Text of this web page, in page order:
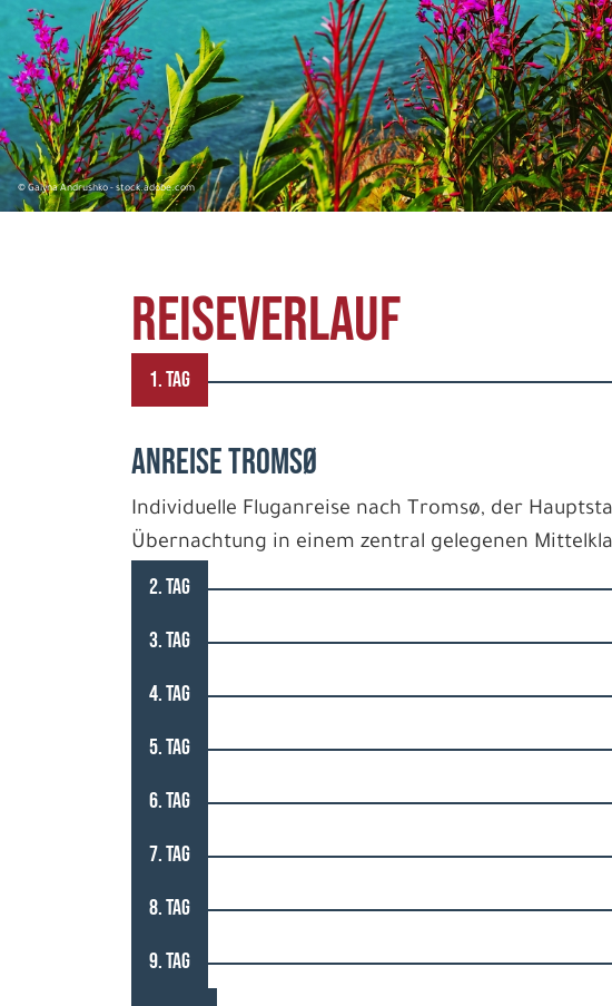
© Galyna Andrushko - stock.adobe.com
REISEVERLAUF
1. TAG
Anreise Tromsø
Individuelle Fluganreise nach Tromsø, der
Übernachtung in einem zentral gelegenen
2. TAG
3. TAG
4. TAG
5. TAG
6. TAG
7. TAG
8. TAG
9. TAG